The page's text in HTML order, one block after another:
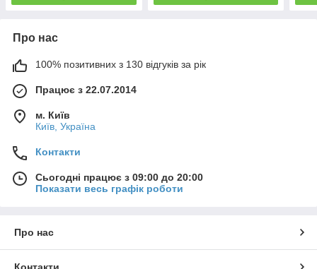
Про нас
100% позитивних з 130 відгуків за рік
Працює з 22.07.2014
м. Київ
Київ, Україна
Контакти
Сьогодні працює з 09:00 до 20:00
Показати весь графік роботи
Про нас
Контакти